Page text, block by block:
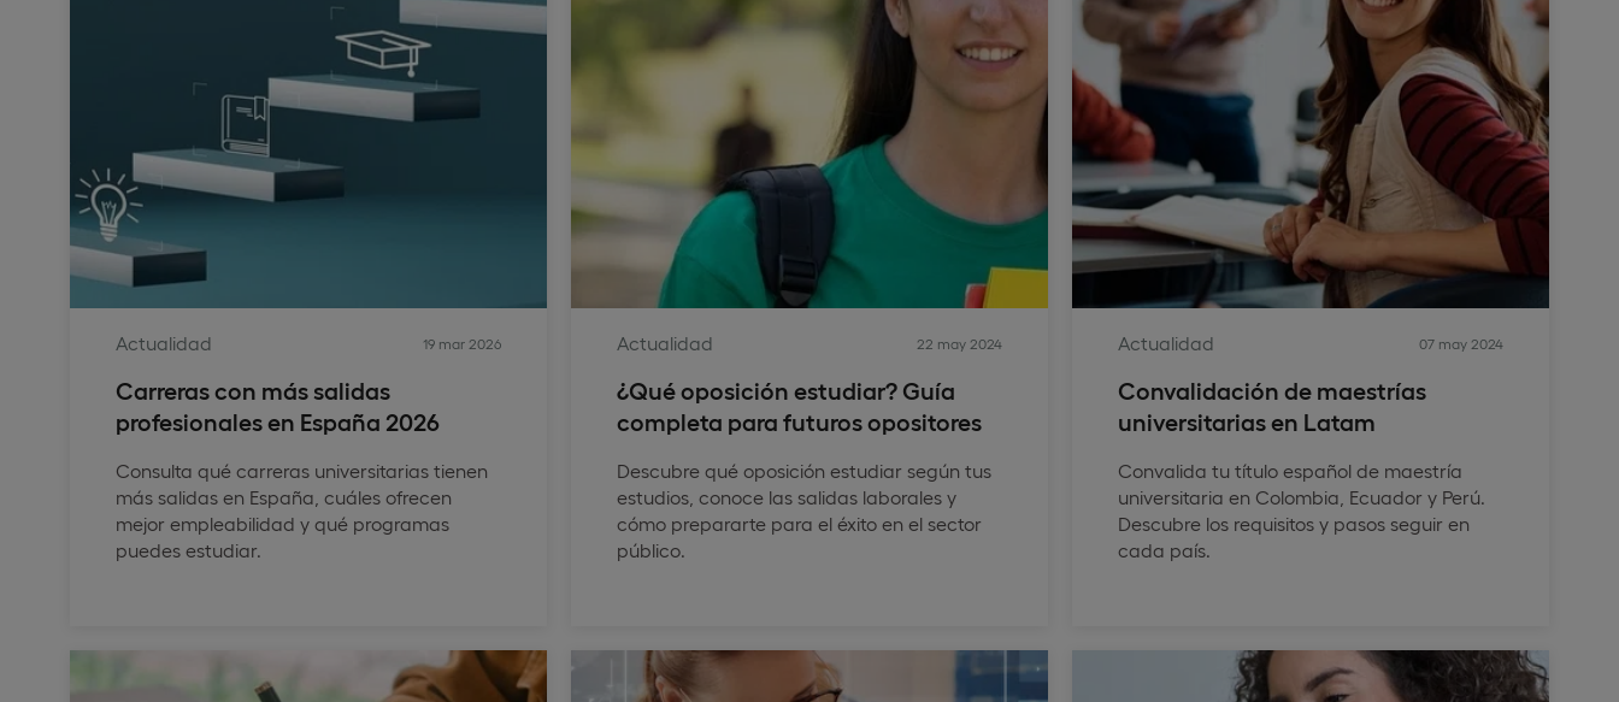
Actualidad 19 mar 2026
Carreras con más salidas
profesionales en España 2026
Consulta qué carreras universitarias tienen
más salidas en España, cuáles ofrecen
mejor empleabilidad y qué programas
puedes estudiar.
Actualidad 22 may 2024
¿Qué oposición estudiar? Guía
completa para futuros opositores
Descubre qué oposición estudiar según tus
estudios, conoce las salidas laborales y
cómo prepararte para el éxito en el sector
público.
Actualidad 07 may 2024
Convalidación de maestrías
universitarias en Latam
Convalida tu título español de maestría
universitaria en Colombia, Ecuador y Perú.
Descubre los requisitos y pasos seguir en
cada país.